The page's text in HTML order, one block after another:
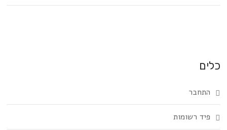
כלים
התחבר
פיד רשומות